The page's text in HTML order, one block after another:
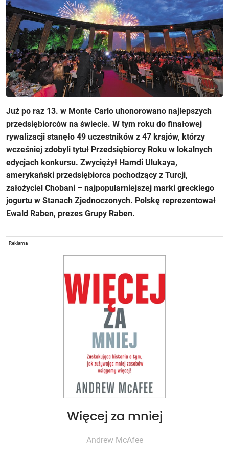
Już po raz 13. w Monte Carlo uhonorowano najlepszych
przedsiębiorców na świecie. W tym roku do finałowej
rywalizacji stanęło 49 uczestników z 47 krajów, którzy
wcześniej zdobyli tytuł Przedsiębiorcy Roku w lokalnych
edycjach konkursu. Zwyciężył Hamdi Ulukaya,
amerykański przedsiębiorca pochodzący z Turcji,
założyciel Chobani – najpopularniejszej marki greckiego
jogurtu w Stanach Zjednoczonych. Polskę reprezentował
Ewald Raben, prezes Grupy Raben.
Reklama
Więcej za mniej
Andrew McAfee